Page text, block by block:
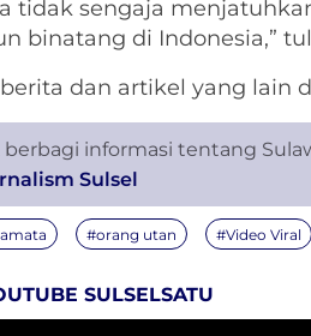
tidak sengaja
binatang di Indonesia,”
dan artikel yang lain
berbagi informasi tentang
Sulsel
#orang utan #Video Viral
SULSELSATU